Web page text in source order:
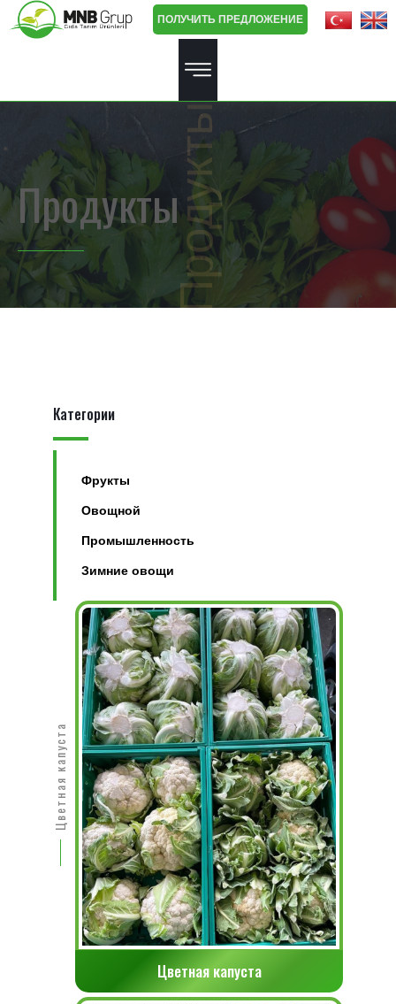
ПОЛУЧИТЬ ПРЕДЛОЖЕНИЕ
Продукты
Продукты
Категории
Фрукты
Овощной
Промышленность
Зимние овощи
Цветная капуста
Цветная капуста